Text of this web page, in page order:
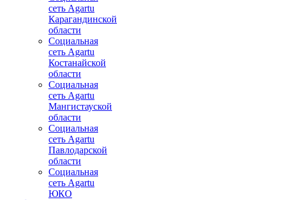
сеть Agartu
Карагандинской
области
Социальная
сеть Agartu
Костанайской
области
Социальная
сеть Agartu
Мангистауской
области
Социальная
сеть Agartu
Павлодарской
области
Социальная
сеть Agartu
ЮКО